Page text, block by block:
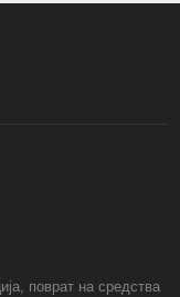
поврат на средства